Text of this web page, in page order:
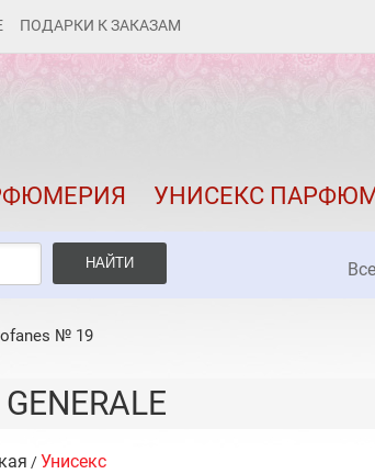
ПОДАРКИ К ЗАКАЗАМ
КОНТАКТЫ
О КАЧЕСТВЕ
ПОДАРКИ К ЗАКАЗАМ
УНИСЕКС
НАЙТИ
№ 19
/Унисекс